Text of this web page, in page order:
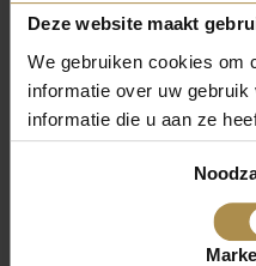
Deze website maakt
We gebruiken cookies om
informatie over uw
informatie die u aan ze